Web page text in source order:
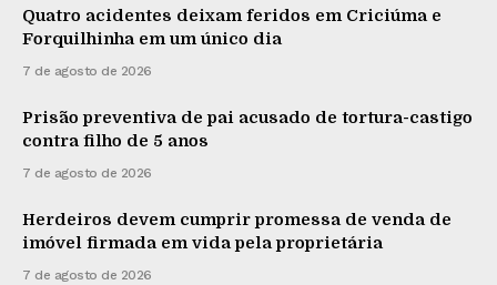
Quatro acidentes deixam feridos em Criciúma e
Forquilhinha em um único dia
7 de agosto de 2026
Prisão preventiva de pai acusado de tortura-castigo
contra filho de 5 anos
7 de agosto de 2026
Herdeiros devem cumprir promessa de venda de
imóvel firmada em vida pela proprietária
7 de agosto de 2026